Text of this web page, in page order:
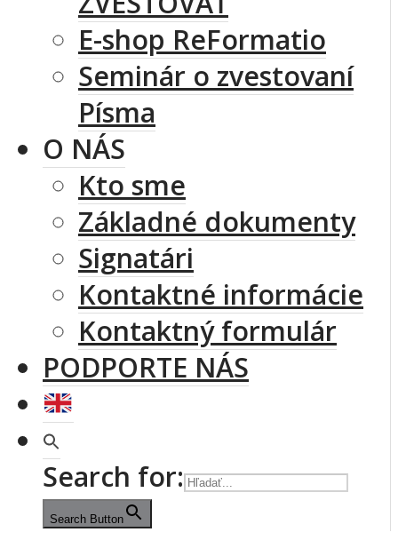
E-shop ReFormatio
Seminár o zvestovaní
Písma
O NÁS
Kto sme
Základné dokumenty
Signatári
Kontaktné informácie
Kontaktný formulár
PODPORTE NÁS
Search for:
Search Button